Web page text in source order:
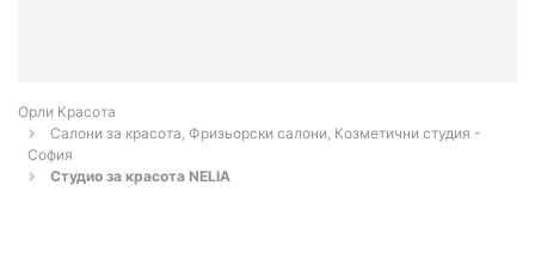
Орли Красота
Салони за красота, Фризьорски салони, Козметични студия -
София
Студио за красота NELIA